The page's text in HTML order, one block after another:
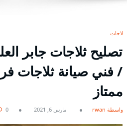
ثلاجات
/ فني صيانة ثلاجات
ممتاز
بواسطة rwan مارس 6, 2021 0